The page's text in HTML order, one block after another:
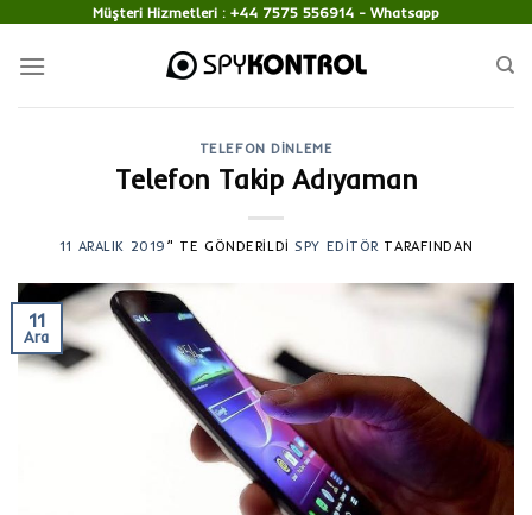
content
Müşteri Hizmetleri : +44 7575 556914 - Whatsapp
TELEFON DINLEME
Telefon Takip Adıyaman
11 ARALIK 2019 ’' TE GÖNDERILDI SPY EDITÖR TARAFINDAN
11
Ara